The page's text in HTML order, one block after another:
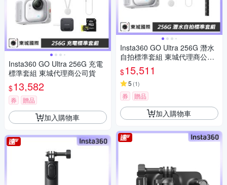
Insta360 GO Ultra 256G 充電
標準套組 東城代理商公司貨
$13,582
券 贈品
加入購物車
Insta360 GO Ultra 256G 潛水
自拍標準套組 東城代理商公司
貨
$15,511
5 (1)
券 贈品
加入購物車